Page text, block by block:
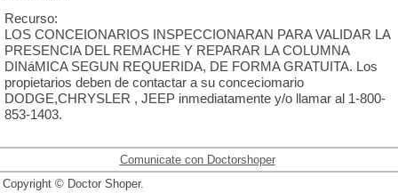
Recurso:
LOS CONCEIONARIOS INSPECCIONARAN PARA VALIDAR LA
PRESENCIA DEL REMACHE Y REPARAR LA COLUMNA
DINáMICA SEGUN REQUERIDA, DE FORMA GRATUITA. Los
propietarios deben de contactar a su conceciomario
DODGE,CHRYSLER , JEEP inmediatamente y/o llamar al 1-800-
853-1403.
Comunicate con Doctorshoper
Copyright © Doctor Shoper.